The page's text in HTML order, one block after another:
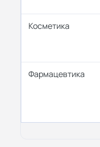
Косметика
Фармацевтика